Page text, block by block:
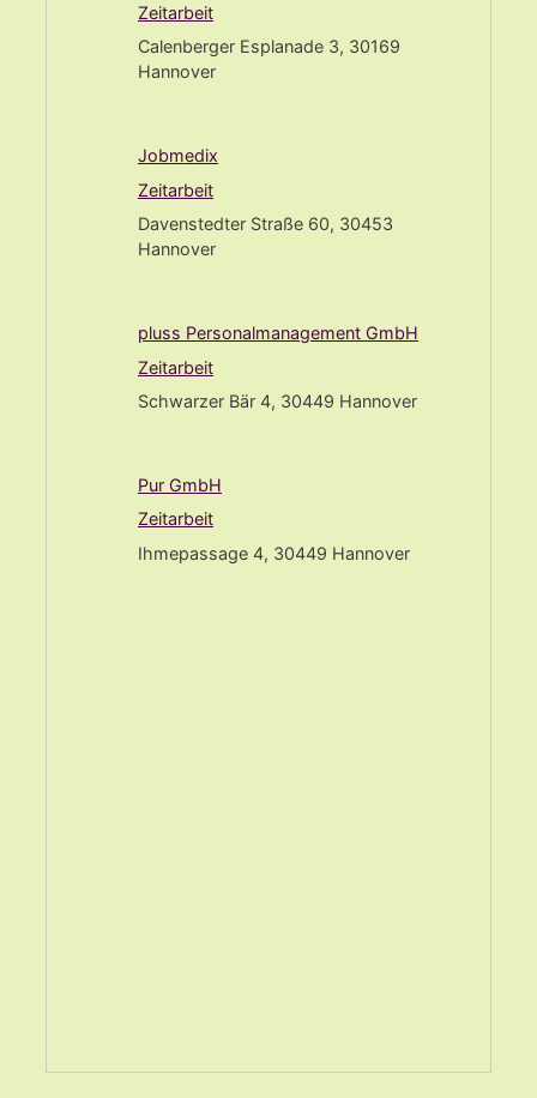
Zeitarbeit
Calenberger Esplanade 3, 30169
Hannover
Jobmedix
Zeitarbeit
Davenstedter Straße 60, 30453
Hannover
pluss Personalmanagement GmbH
Zeitarbeit
Schwarzer Bär 4, 30449 Hannover
Pur GmbH
Zeitarbeit
Ihmepassage 4, 30449 Hannover